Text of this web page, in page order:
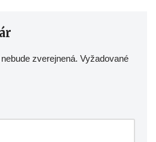
zverejnená. Vyžadované